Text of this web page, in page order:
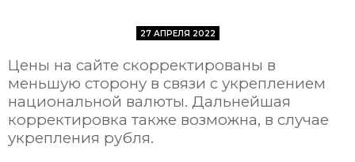
27 АПРЕЛЯ 2022
Цены на сайте скорректированы в
меньшую сторону в связи с укреплением
национальной валюты. Дальнейшая
корректировка также возможна, в случае
укрепления рубля.